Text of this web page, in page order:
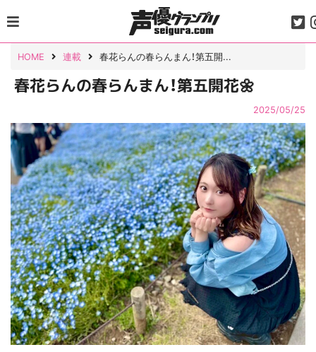
to
content
HOME 連載 春花らんの春らんまん！第五開...
春花らんの春らんまん！第五開花🌼
2025/05/25